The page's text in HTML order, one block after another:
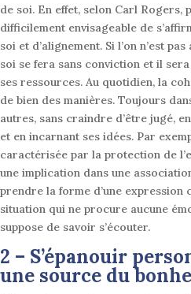
de soi. En effet, selon Carl Rogers,
difficilement envisageable de
soi et d’alignement. Si l’on n’est
soi se fera sans conviction et il
ses ressources. Au quotidien, la
de bien des manières. Toujours
autres, sans craindre d’être jugé,
et en incarnant ses idées. Par
caractérisée par la protection de
une implication dans une
prendre la forme d’une expression
situation qui ne procure aucune
suppose de savoir s’écouter.
2 – S’épanouir
une source du